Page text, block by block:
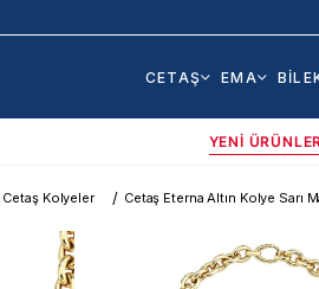
CETAŞ EMA
YENI
Cetaş Kolyeler Cetaş Eterna Altın Kolye Sarı